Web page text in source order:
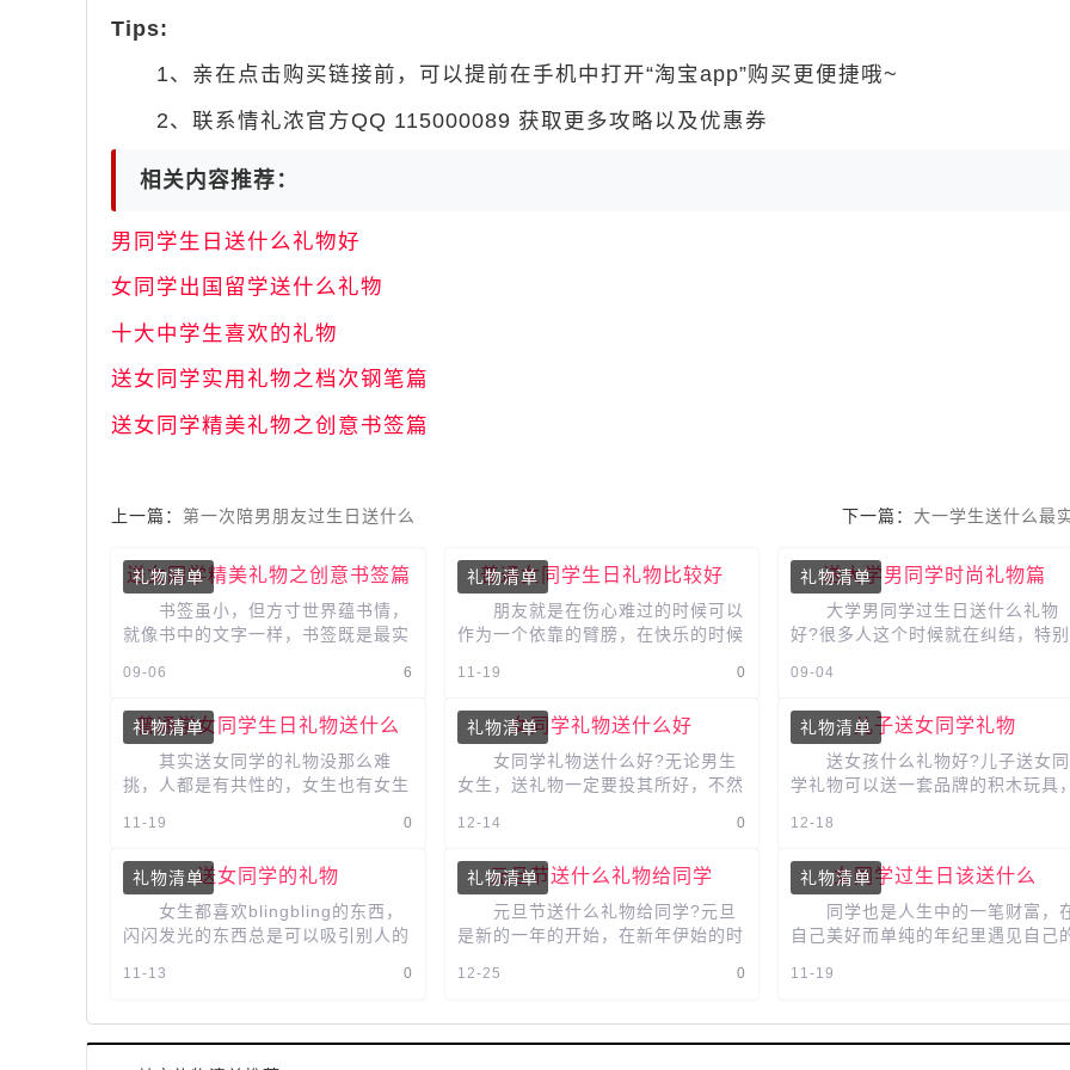
Tips:
1、亲在点击购买链接前，可以提前在手机中打开“淘宝app”购买更便捷哦~
2、联系情礼浓官方QQ 115000089 获取更多攻略以及优惠券
相关内容推荐：
男同学生日送什么礼物好
女同学出国留学送什么礼物
十大中学生喜欢的礼物
送女同学实用礼物之档次钢笔篇
送女同学精美礼物之创意书签篇
上一篇： 第一次陪男朋友过生日送什么 下一篇： 大一学生送什么最
礼物清单
送女同学精美礼物之创意书签篇
书签虽小，但方寸世界蕴书情，
就像书中的文字一样，书签既是最实
品，书签常与书本怀抱，与书相依相
6
09-06
礼物清单
普通女同学生日礼物比较好
朋友就是在伤心难过的时候可以
作为一个依靠的臂膀，在快乐的时候
提供鼓励，在成功的时候予以祝贺...
0
11-19
礼物清单
送大学男同学时尚礼物篇
大学男同学过生日送什么礼物
好?很多人这个时候就在纠结，特别
&rdquo;这些话是同学这辈子说过
09-04
礼物清单
普通学女同学生日礼物送什么
其实送女同学的礼物没那么难
挑，人都是有共性的，女生也有女生
外。下面小编挑选的女生喜欢的礼
0
11-19
礼物清单女同学礼物送什么好
女同学礼物送什么好?无论男生
女生，送礼物一定要投其所好，不然
多喜欢一些高颜值的东西，所以花
0
12-14
礼物清单儿子送女同学礼物
送女孩什么礼物好?儿子送女同
学礼物可以送一套品牌的积木玩具
个成人所想象不出的奇妙世界...
12-18
礼物清单送女同学的礼物
女生都喜欢blingbling的东西，
闪闪发光的东西总是可以吸引别人的
力的东西。送女同学的礼物可以...
0
11-13
礼物清单
元旦节送什么礼物给同学
元旦节送什么礼物给同学?元旦
是新的一年的开始，在新年伊始的时
福，送同学什么礼物比较合适呢?...
0
12-25
礼物清单女同学过生日该送什么
同学也是人生中的一笔财富，
自己美好而单纯的年纪里遇见自己
是十分有意义、也是值得纪念的。
11-19